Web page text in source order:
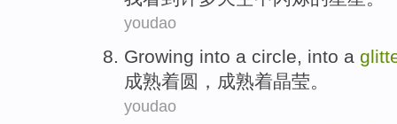
youdao
Growing into a circle , into a
成熟着圆 ， 成熟着晶莹。
youdao